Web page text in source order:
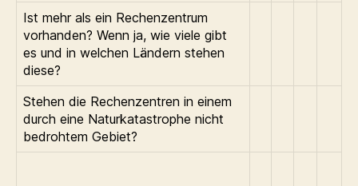
Ist mehr als ein Rechenzentrum
vorhanden? Wenn ja, wie viele gibt
es und in welchen Ländern stehen
diese?
Stehen die Rechenzentren in einem
durch eine Naturkatastrophe nicht
bedrohtem Gebiet?